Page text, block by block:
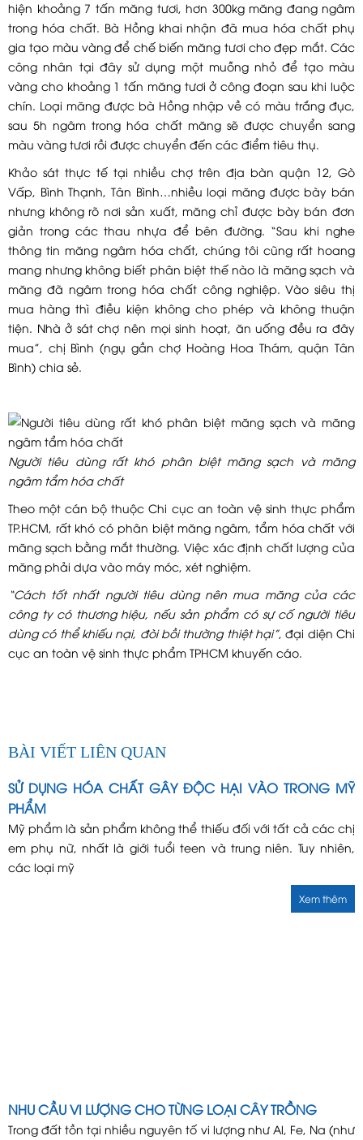
hiện khoảng 7 tấn măng tươi, hơn 300kg măng đang ngâm
trong hóa chất. Bà Hồng khai nhận đã mua hóa chất phụ
gia tạo màu vàng để chế biến măng tươi cho đẹp mắt. Các
công nhân tại đây sử dụng một muỗng nhỏ để tạo màu
vàng cho khoảng 1 tấn măng tươi ở công đoạn sau khi luộc
chín. Loại măng được bà Hồng nhập về có màu trắng đục,
sau 5h ngâm trong hóa chất măng sẽ được chuyển sang
màu vàng tươi rồi được chuyển đến các điểm tiêu thụ.
Khảo sát thực tế tại nhiều chợ trên địa bàn quận 12, Gò
Vấp, Bình Thạnh, Tân Bình…nhiều loại măng được bày bán
nhưng không rõ nơi sản xuất, măng chỉ được bày bán đơn
giản trong các thau nhựa để bên đường. “Sau khi nghe
thông tin măng ngâm hóa chất, chúng tôi cũng rất hoang
mang nhưng không biết phân biệt thế nào là măng sạch và
măng đã ngâm trong hóa chất công nghiệp. Vào siêu thị
mua hàng thì điều kiện không cho phép và không thuận
tiện. Nhà ở sát chợ nên mọi sinh hoạt, ăn uống đều ra đây
mua”, chị Bình (ngụ gần chợ Hoàng Hoa Thám, quận Tân
Bình) chia sẻ.
Người tiêu dùng rất khó phân biệt măng sạch và măng
ngâm tẩm hóa chất
Theo một cán bộ thuộc Chi cục an toàn vệ sinh thực phẩm
TP.HCM, rất khó có phân biệt măng ngâm, tẩm hóa chất với
măng sạch bằng mắt thường. Việc xác định chất lượng của
măng phải dựa vào máy móc, xét nghiệm.
“Cách tốt nhất người tiêu dùng nên mua măng của các
công ty có thương hiệu, nếu sản phẩm có sự cố người tiêu
dùng có thể khiếu nại, đòi bồi thường thiệt hại”, đại diện Chi
cục an toàn vệ sinh thực phẩm TPHCM khuyến cáo.
BÀI VIẾT LIÊN QUAN
SỬ DỤNG HÓA CHẤT GÂY ĐỘC HẠI VÀO TRONG MỸ
PHẨM
Mỹ phẩm là sản phẩm không thể thiếu đối với tất cả các chị
em phụ nữ, nhất là giới tuổi teen và trung niên. Tuy nhiên,
các loại mỹ
Xem thêm
NHU CẦU VI LƯỢNG CHO TỪNG LOẠI CÂY TRỒNG
Trong đất tồn tại nhiều nguyên tố vi lượng như Al, Fe, Na (như